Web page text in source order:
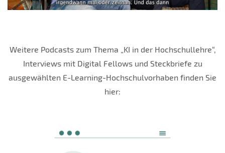
Weitere Podcasts zum Thema „KI in der Hochschullehre“,
Interviews mit Digital Fellows und Steckbriefe zu
ausgewählten E-Learning-Hochschulvorhaben finden Sie
hier: